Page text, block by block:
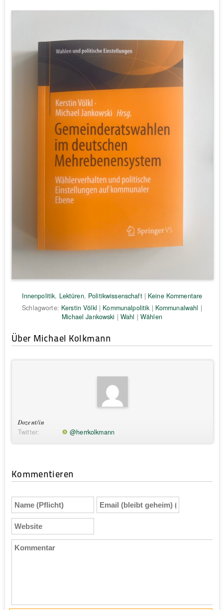
Innenpolitik, Lektüren, Politikwissenschaft| Keine Kommentare
Schlagworte: Kerstin Völkl | Kommunalpolitik | Kommunalwahl |
Michael Jankowski | Wahl | Wählen
Über Michael Kolkmann
Dozent/in
Twitter:
@herrkolkmann
Kommentieren
Name
(Pflicht)
Email
(bleibt
Website
Kommentar